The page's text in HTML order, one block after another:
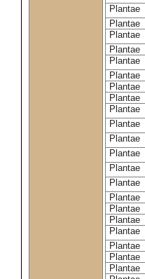
Plantae
Plantae
Plantae
Plantae
Plantae
Plantae
Plantae
Plantae
Plantae
Plantae
Plantae
Plantae
Plantae
Plantae
Plantae
Plantae
Plantae
Plantae
Plantae
Plantae
Plantae